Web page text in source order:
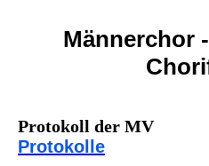
Männerchor
Protokoll der
Protokolle